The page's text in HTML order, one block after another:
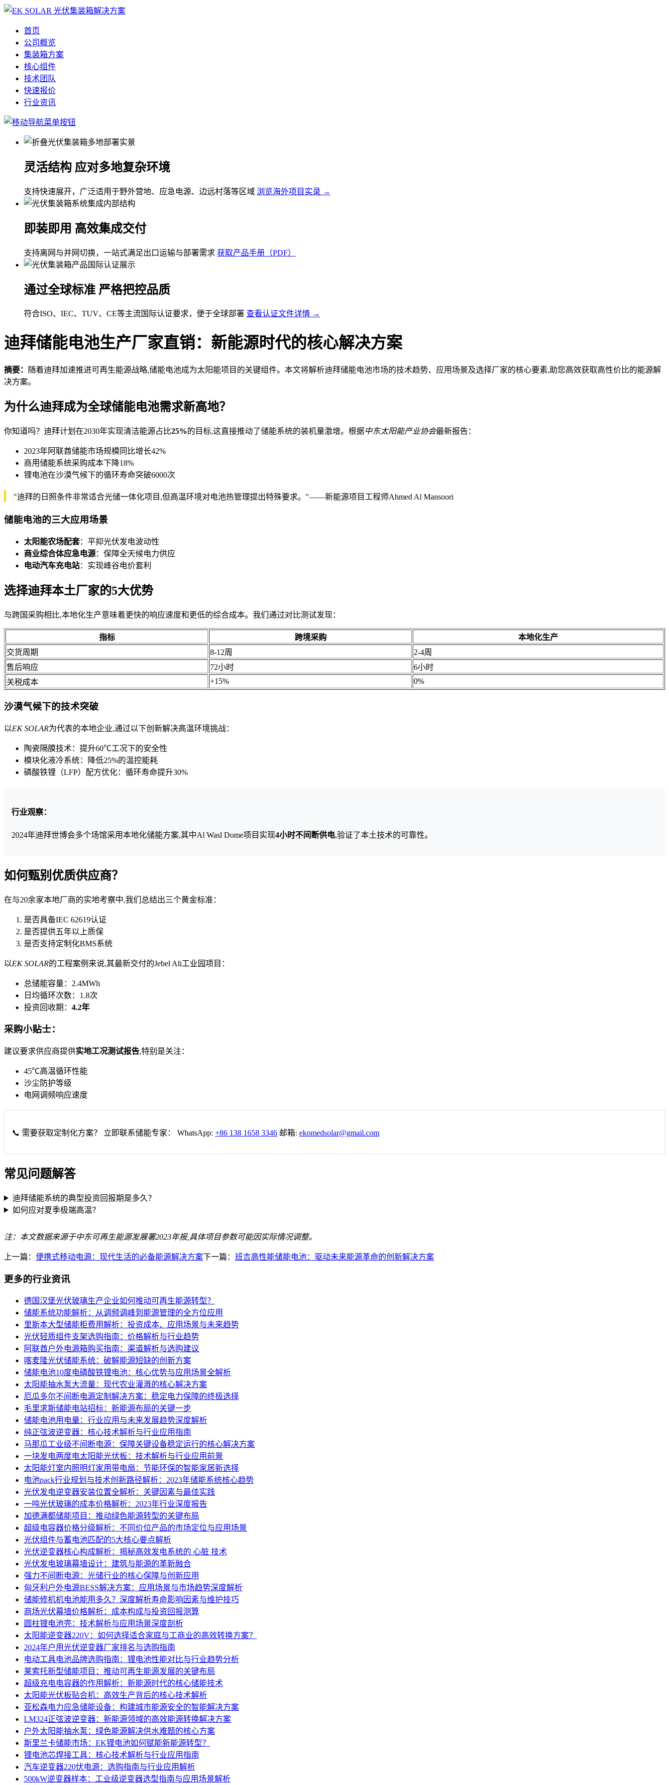
首页
公司概览
集装箱方案
核心组件
技术团队
快速报价
行业资讯
灵活结构 应对多地复杂环境
支持快速展开，广泛适用于野外营地、应急电源、边远村落等区域 浏览海外项目实录 →
即装即用 高效集成交付
支持离网与并网切换，一站式满足出口运输与部署需求 获取产品手册（PDF）
通过全球标准 严格把控品质
符合ISO、IEC、TUV、CE等主流国际认证要求，便于全球部署 查看认证文件详情 →
迪拜储能电池生产厂家直销：新能源时代的核心解决方案
摘要：
随着迪拜加速推进可再生能源战略,储能电池成为太阳能项目的关键组件。本文将解析迪拜储能电池市场的技术趋势、应用场景及选择厂家的核心要素,助您高效获取高性价比的能源解
决方案。
为什么迪拜成为全球储能电池需求新高地？
你知道吗？迪拜计划在2030年实现清洁能源占比25%的目标,这直接推动了储能系统的装机量激增。根据中东太阳能产业协会最新报告：
2023年阿联酋储能市场规模同比增长42%
商用储能系统采购成本下降18%
锂电池在沙漠气候下的循环寿命突破6000次
"迪拜的日照条件非常适合光储一体化项目,但高温环境对电池热管理提出特殊要求。"——新能源项目工程师Ahmed Al Mansoori
储能电池的三大应用场景
太阳能农场配套：平抑光伏发电波动性
商业综合体应急电源：保障全天候电力供应
电动汽车充电站：实现峰谷电价套利
选择迪拜本土厂家的5大优势
与跨国采购相比,本地化生产意味着更快的响应速度和更低的综合成本。我们通过对比测试发现：
指标 跨境采购
本地化生产
交货周期
8-12周
2-4周
售后响应
72小时
6小时
关税成本
+15% 0%
沙漠气候下的技术突破
以EK SOLAR为代表的本地企业,通过以下创新解决高温环境挑战：
陶瓷隔膜技术：提升60℃工况下的安全性
模块化液冷系统：降低25%的温控能耗
磷酸铁锂（LFP）配方优化：循环寿命提升30%
行业观察：
2024年迪拜世博会多个场馆采用本地化储能方案,其中Al Wasl Dome项目实现4小时不间断供电,验证了本土技术的可靠性。
如何甄别优质供应商？
在与20余家本地厂商的实地考察中,我们总结出三个黄金标准：
是否具备IEC 62619认证
是否提供五年以上质保
是否支持定制化BMS系统
以EK SOLAR的工程案例来说,其最新交付的Jebel Ali工业园项目：
总储能容量：2.4MWh
日均循环次数：1.8次
投资回收期： 4.2年
采购小贴士：
建议要求供应商提供实地工况测试报告,特别是关注：
45℃高温循环性能
沙尘防护等级
电网调频响应速度
📞 需要获取定制化方案？ 立即联系储能专家： WhatsApp: +86 138 1658 3346 邮箱: ekomedsolar@gmail.com
常见问题解答
迪拜储能系统的典型投资回报期是多久？
如何应对夏季极端高温？
注：本文数据来源于中东可再生能源发展署2023年报,具体项目参数可能因实际情况调整。
上一篇： 便携式移动电源：现代生活的必备能源解决方案下一篇： 班吉高性能储能电池：驱动未来能源革命的创新解决方案
更多的行业资讯
德国汉堡光伏玻璃生产企业如何推动可再生能源转型？
储能系统功能解析：从调频调峰到能源管理的全方位应用
里斯本大型储能柜费用解析：投资成本、应用场景与未来趋势
光伏轻质组件支架选购指南：价格解析与行业趋势
阿联酋户外电源箱购买指南：渠道解析与选购建议
喀麦隆光伏储能系统：破解能源短缺的创新方案
储能电池10度电磷酸铁锂电池：核心优势与应用场景全解析
太阳能抽水泵大流量：现代农业灌溉的核心解决方案
厄瓜多尔不间断电源定制解决方案：稳定电力保障的终极选择
毛里求斯储能电站招标：新能源布局的关键一步
储能电池用电量：行业应用与未来发展趋势深度解析
纯正弦波逆变器：核心技术解析与行业应用指南
马那瓜工业级不间断电源：保障关键设备稳定运行的核心解决方案
一块发电两度电太阳能光伏板：技术解析与行业应用前景
太阳能灯室内照明灯家用带电扇：节能环保的智能家居新选择
电池pack行业规划与技术创新路径解析：2023年储能系统核心趋势
光伏发电逆变器安装位置全解析：关键因素与最佳实践
一吨光伏玻璃的成本价格解析：2023年行业深度报告
加德满都储能项目：推动绿色能源转型的关键布局
超级电容器价格分级解析：不同价位产品的市场定位与应用场景
光伏组件与蓄电池匹配的5大核心要点解析
光伏逆变器核心构成解析：揭秘高效发电系统的 心脏 技术
光伏发电玻璃幕墙设计：建筑与能源的革新融合
强力不间断电源：光储行业的核心保障与创新应用
匈牙利户外电源BESS解决方案：应用场景与市场趋势深度解析
储能修机机电池能用多久？深度解析寿命影响因素与维护技巧
商场光伏幕墙价格解析：成本构成与投资回报测算
圆柱锂电池壳：技术解析与应用场景深度剖析
太阳能逆变器220V：如何选择适合家庭与工商业的高效转换方案？
2024年户用光伏逆变器厂家排名与选购指南
电动工具电池品牌选购指南：锂电池性能对比与行业趋势分析
莱索托新型储能项目：推动可再生能源发展的关键布局
超级充电电容器的作用解析：新能源时代的核心储能技术
太阳能光伏板贴合机：高效生产背后的核心技术解析
亚松森电力应急储能设备：构建城市能源安全的智能解决方案
LM324正弦波逆变器：新能源领域的高效能源转换解决方案
户外太阳能抽水泵：绿色能源解决供水难题的核心方案
斯里兰卡储能市场：EK锂电池如何赋能新能源转型？
锂电池芯焊接工具：核心技术解析与行业应用指南
汽车逆变器220伏电源：选购指南与行业应用解析
500kW逆变器样本：工业级逆变器选型指南与应用场景解析